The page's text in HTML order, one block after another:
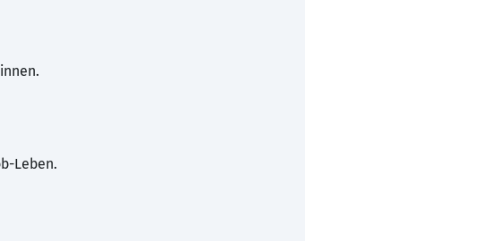
Leben.